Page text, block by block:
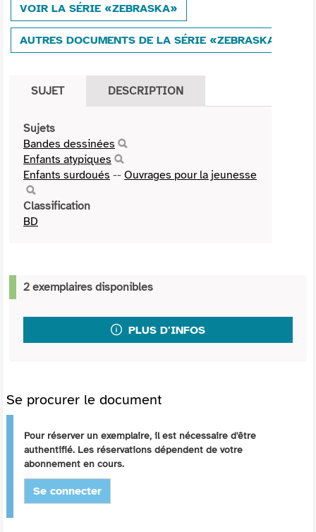
VOIR LA SÉRIE «ZEBRASKA»
AUTRES DOCUMENTS DE LA SÉRIE «ZEBRASKA»
SUJET DESCRIPTION
Sujets
Bandes dessinées
Enfants atypiques
Enfants surdoués -- Ouvrages pour la jeunesse
Classification
BD
2 exemplaires disponibles
PLUS D'INFOS
Se procurer le document
Pour réserver un exemplaire, il est nécessaire d'être
authentifié. Les réservations dépendent de votre
abonnement en cours.
Se connecter